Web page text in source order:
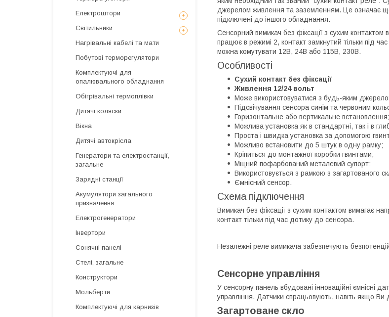
джерелом живлення та заземленням. Це означає
підключені до іншого обладнання.
Сенсорний вимикач без фіксації з сухим
працює в режимі 2, контакт замкнутий тільки під
можна комутувати 12В, 24В або 115В, 230В.
Особливості
Сухий контакт без фіксації
Живлення 12/24 вольт
Може використовуватися з будь-яким
Підсвічування сенсора синім та червоним
Горизонтальне або вертикальне встановлення;
Можлива установка як в стандартні, так і в
Проста і швидка установка за допомогою
Можливо встановити до 5 штук в одну рамку;
Кріпиться до монтажної коробки гвинтами;
Міцний пофарбований металевий супорт;
Використовується з рамкою з загартованого
Ємнісний сенсор.
Схема підключення
Вимикач без фіксації з сухим контактом вимагає
контакт тільки під час дотику до сенсора.
Незалежні реле вимикача забезпечують
Сенсорне управління
У сенсорну панель вбудовані інноваційні ємнісні
управління. Датчики спрацьовують, навіть якщо
Загартоване скло
Електроштори
Світильники
Нагрівальні кабелі та мати
Побутові терморегулятори
Комплектуючі для
опалювального обладнання
Обігрівальні термоплівки
Дитячі коляски
Вікна
Дитячі автокрісла
Генератори та електростанції,
загальне
Зарядні станції
Акумулятори загального
призначення
Електрогенератори
Інвертори
Сонячні панелі
Стелі, загальне
Конструктори
Мольберти
Комплектуючі для карнизів